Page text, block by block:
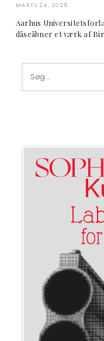
MARTS 24, 2026
Aarhus
dåseåbner et værk